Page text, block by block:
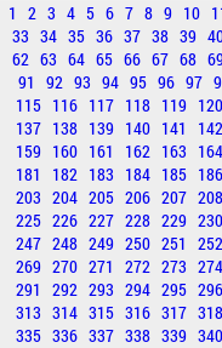
1 2 3 4 5 6 7 8 9 10
33 34 35 36 37 38 39
62 63 64 65 66 67 68
91 92 93 94 95 96 97
115 116 117 118 119
137 138 139 140 141
159 160 161 162 163
181
182 183 184 185
203 204 205 206 207
225 226 227 228 229
247 248 249 250 251
269 270 271 272 273
291 292 293 294 295
313 314 315 316 317
335 336 337 338 339